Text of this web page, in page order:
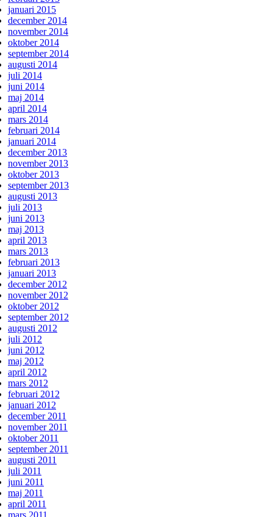
januari 2015
december 2014
november 2014
oktober 2014
september 2014
augusti 2014
juli 2014
juni 2014
maj 2014
april 2014
mars 2014
februari 2014
januari 2014
december 2013
november 2013
oktober 2013
september 2013
augusti 2013
juli 2013
juni 2013
maj 2013
april 2013
mars 2013
februari 2013
januari 2013
december 2012
november 2012
oktober 2012
september 2012
augusti 2012
juli 2012
juni 2012
maj 2012
april 2012
mars 2012
februari 2012
januari 2012
december 2011
november 2011
oktober 2011
september 2011
augusti 2011
juli 2011
juni 2011
maj 2011
april 2011